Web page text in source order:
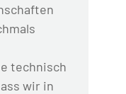
technisch
wir in